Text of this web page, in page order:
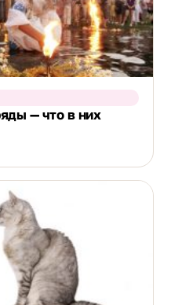
— что в них